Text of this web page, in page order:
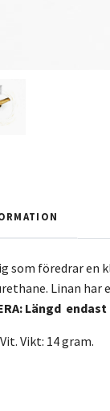
som föredrar en
Linan
Längd
Vikt: 14 gram.